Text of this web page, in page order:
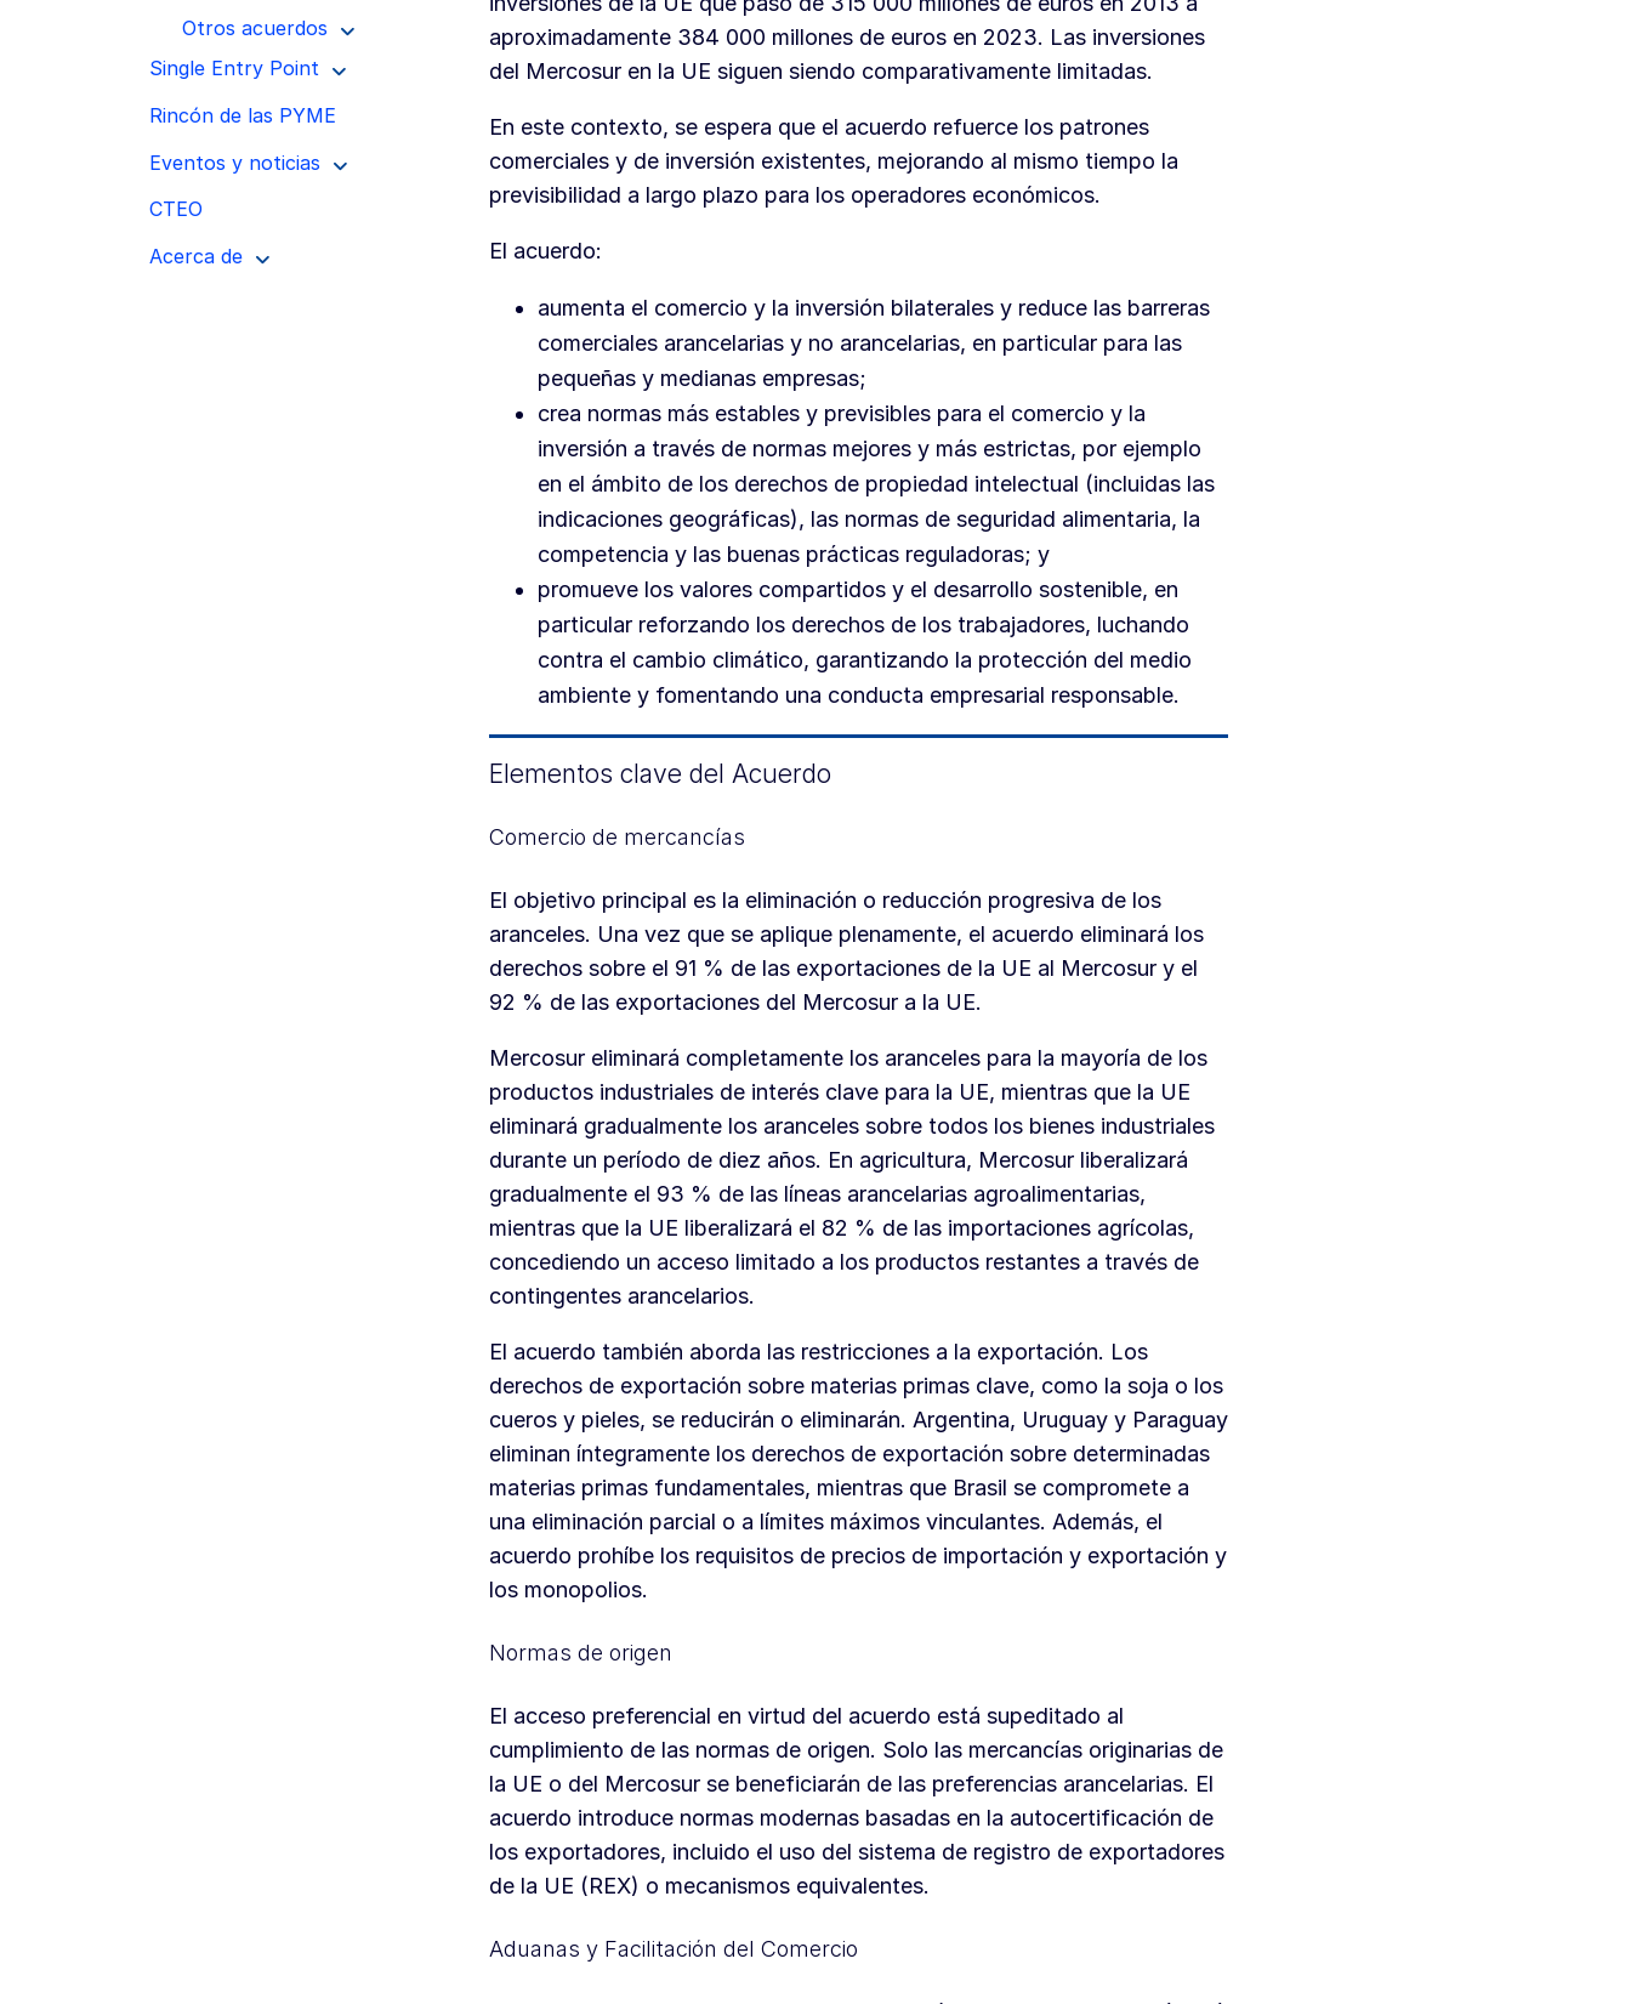
Otros acuerdos
Single Entry Point
Rincón de las PYME
Eventos y noticias
CTEO
Acerca de
aproximadamente 384 000 millones de euros en 2023. Las inversiones
del Mercosur en la UE siguen siendo comparativamente limitadas.
En este contexto, se espera que el acuerdo refuerce los patrones
comerciales y de inversión existentes, mejorando al mismo tiempo la
previsibilidad a largo plazo para los operadores económicos.
El acuerdo:
aumenta el comercio y la inversión bilaterales y reduce las barreras
comerciales arancelarias y no arancelarias, en particular para las
pequeñas y medianas empresas;
crea normas más estables y previsibles para el comercio y la
inversión a través de normas mejores y más estrictas, por ejemplo
en el ámbito de los derechos de propiedad intelectual (incluidas las
indicaciones geográficas), las normas de seguridad alimentaria, la
competencia y las buenas prácticas reguladoras; y
promueve los valores compartidos y el desarrollo sostenible, en
particular reforzando los derechos de los trabajadores, luchando
contra el cambio climático, garantizando la protección del medio
ambiente y fomentando una conducta empresarial responsable.
Elementos clave del Acuerdo
Comercio de mercancías
El objetivo principal es la eliminación o reducción progresiva de los
aranceles. Una vez que se aplique plenamente, el acuerdo eliminará los
derechos sobre el 91 % de las exportaciones de la UE al Mercosur y el
92 % de las exportaciones del Mercosur a la UE.
Mercosur eliminará completamente los aranceles para la mayoría de los
productos industriales de interés clave para la UE, mientras que la UE
eliminará gradualmente los aranceles sobre todos los bienes industriales
durante un período de diez años. En agricultura, Mercosur liberalizará
gradualmente el 93 % de las líneas arancelarias agroalimentarias,
mientras que la UE liberalizará el 82 % de las importaciones agrícolas,
concediendo un acceso limitado a los productos restantes a través de
contingentes arancelarios.
El acuerdo también aborda las restricciones a la exportación. Los
derechos de exportación sobre materias primas clave, como la soja o los
cueros y pieles, se reducirán o eliminarán. Argentina, Uruguay y Paraguay
eliminan íntegramente los derechos de exportación sobre determinadas
materias primas fundamentales, mientras que Brasil se compromete a
una eliminación parcial o a límites máximos vinculantes. Además, el
acuerdo prohíbe los requisitos de precios de importación y exportación y
los monopolios.
Normas de origen
El acceso preferencial en virtud del acuerdo está supeditado al
cumplimiento de las normas de origen. Solo las mercancías originarias de
la UE o del Mercosur se beneficiarán de las preferencias arancelarias. El
acuerdo introduce normas modernas basadas en la autocertificación de
los exportadores, incluido el uso del sistema de registro de exportadores
de la UE (REX) o mecanismos equivalentes.
Aduanas y Facilitación del Comercio